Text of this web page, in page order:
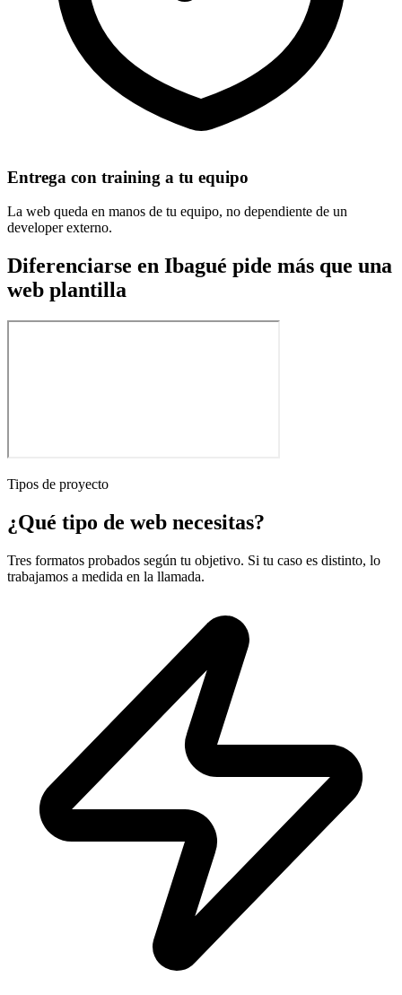
Entrega con training a tu equipo
La web queda en manos de tu equipo, no dependiente de un
developer externo.
Diferenciarse en Ibagué pide más que una
web plantilla
Tipos de proyecto
¿Qué tipo de web necesitas?
Tres formatos probados según tu objetivo. Si tu caso es distinto, lo
trabajamos a medida en la llamada.